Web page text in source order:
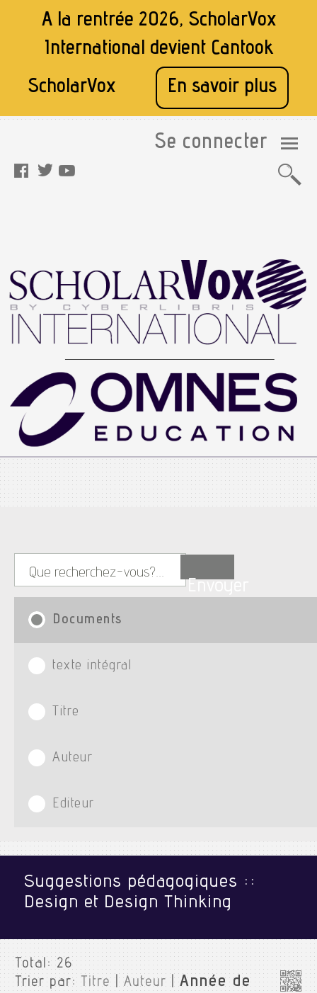
A la rentrée 2026, ScholarVox
International devient Cantook
ScholarVox
En savoir plus
Se connecter
Documents
texte intégral
Titre
Auteur
Editeur
Suggestions pédagogiques ::
Design et Design Thinking
Total:26
Trier par:Titre|Auteur |Année de